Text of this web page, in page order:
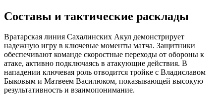
Составы и тактические расклады
Вратарская линия Сахалинских Акул демонстрирует
надежную игру в ключевые моменты матча. Защитники
обеспечивают команде скоростные переходы от обороны к
атаке, активно подключаясь в атакующие действия. В
нападении ключевая роль отводится тройке с Владиславом
Быковым и Матвеем Василюком, показывающей высокую
результативность и взаимопонимание.